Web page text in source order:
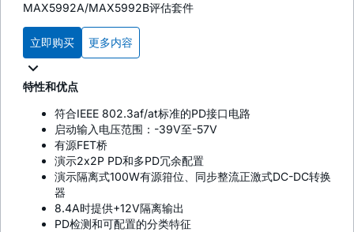
MAX5992A/MAX5992B评估套件
立即购买 更多内容
特性和优点
符合IEEE 802.3af/at标准的PD接口电路
启动输入电压范围：-39V至-57V
有源FET桥
演示2x2P PD和多PD冗余配置
演示隔离式100W有源箝位、同步整流正激式DC-DC转换
器
8.4A时提供+12V隔离输出
PD检测和可配置的分类特征